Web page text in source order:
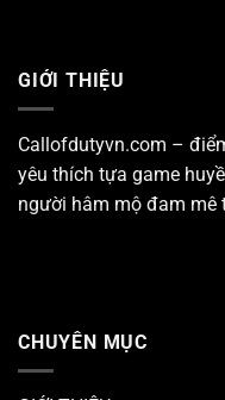
GIỚI THIỆU
Callofdutyvn.com –
yêu thích tựa game
người hâm mộ đam mê
CHUYÊN MỤC